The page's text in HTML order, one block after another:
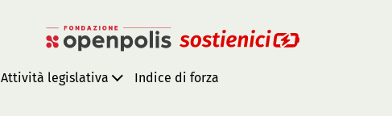
Attività legislativa Indice di forza